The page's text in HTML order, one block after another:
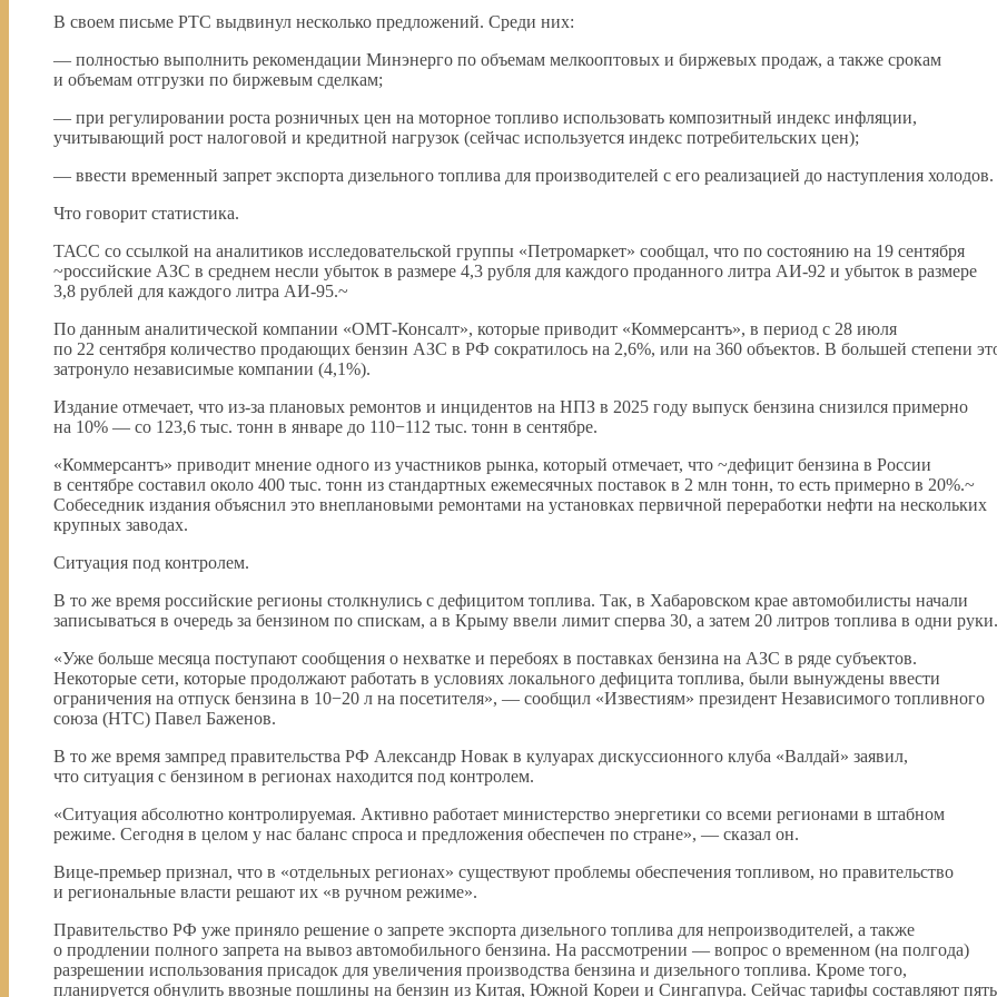
В своем письме РТС выдвинул несколько предложений. Среди них:
— полностью выполнить рекомендации Минэнерго по объемам мелкооптовых и биржевых продаж, а также срокам
и объемам отгрузки по биржевым сделкам;
— при регулировании роста розничных цен на моторное топливо использовать композитный индекс инфляции,
учитывающий рост налоговой и кредитной нагрузок (сейчас используется индекс потребительских цен);
— ввести временный запрет экспорта дизельного топлива для производителей с его реализацией до наступления холодов.
Что говорит статистика.
ТАСС со ссылкой на аналитиков исследовательской группы «Петромаркет» сообщал, что по состоянию на 19 сентября
~российские АЗС в среднем несли убыток в размере 4,3 рубля для каждого проданного литра АИ-92 и убыток в размере
3,8 рублей для каждого литра АИ-95.~
По данным аналитической компании «ОМТ-Консалт», которые приводит «Коммерсантъ», в период с 28 июля
по 22 сентября количество продающих бензин АЗС в РФ сократилось на 2,6%, или на 360 объектов. В большей степени
затронуло независимые компании (4,1%).
Издание отмечает, что из-за плановых ремонтов и инцидентов на НПЗ в 2025 году выпуск бензина снизился примерно
на 10% — со 123,6 тыс. тонн в январе до 110−112 тыс. тонн в сентябре.
«Коммерсантъ» приводит мнение одного из участников рынка, который отмечает, что ~дефицит бензина в России
в сентябре составил около 400 тыс. тонн из стандартных ежемесячных поставок в 2 млн тонн, то есть примерно в 20%.~
Собеседник издания объяснил это внеплановыми ремонтами на установках первичной переработки нефти на нескольких
крупных заводах.
Ситуация под контролем.
В то же время российские регионы столкнулись с дефицитом топлива. Так, в Хабаровском крае автомобилисты начали
записываться в очередь за бензином по спискам, а в Крыму ввели лимит сперва 30, а затем 20 литров топлива в одни руки.
«Уже больше месяца поступают сообщения о нехватке и перебоях в поставках бензина на АЗС в ряде субъектов.
Некоторые сети, которые продолжают работать в условиях локального дефицита топлива, были вынуждены ввести
ограничения на отпуск бензина в 10−20 л на посетителя», — сообщил «Известиям» президент Независимого топливного
союза (НТС) Павел Баженов.
В то же время зампред правительства РФ Александр Новак в кулуарах дискуссионного клуба «Валдай» заявил,
что ситуация с бензином в регионах находится под контролем.
«Ситуация абсолютно контролируемая. Активно работает министерство энергетики со всеми регионами в штабном
режиме. Сегодня в целом у нас баланс спроса и предложения обеспечен по стране», — сказал он.
Вице-премьер признал, что в «отдельных регионах» существуют проблемы обеспечения топливом, но правительство
и региональные власти решают их «в ручном режиме».
Правительство РФ уже приняло решение о запрете экспорта дизельного топлива для непроизводителей, а также
о продлении полного запрета на вывоз автомобильного бензина. На рассмотрении — вопрос о временном (на полгода)
разрешении использования присадок для увеличения производства бензина и дизельного топлива. Кроме того,
планируется обнулить ввозные пошлины на бензин из Китая, Южной Кореи и Сингапура. Сейчас тарифы составляют пять